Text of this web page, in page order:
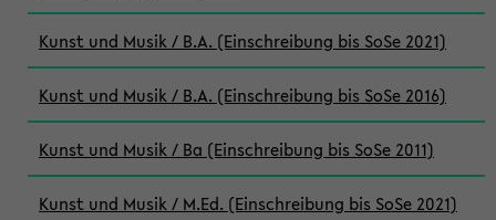
Kunst und Musik / B.A. (Einschreibung bis SoSe 2021)
Kunst und Musik / B.A. (Einschreibung bis SoSe 2016)
Kunst und Musik / Ba (Einschreibung bis SoSe 2011)
Kunst und Musik / M.Ed. (Einschreibung bis SoSe 2021)